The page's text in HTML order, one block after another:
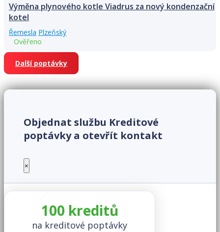
Výměna plynového kotle Viadrus za nový kondenzační
kotel
Řemesla Plzeňský
Ověřeno
Další poptávky
Objednat službu Kreditové
poptávky a otevřít kontakt
×
100 kreditů
na kreditové poptávky